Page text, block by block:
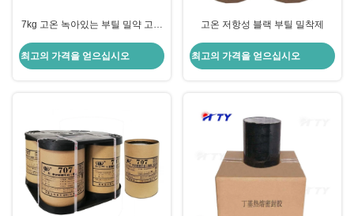
7kg 고온 녹아있는 부틸 밀약 고무
최고의 가격을 얻으십시오
고온 저항성 블랙 부틸 밀착제
최고의 가격을 얻으십시오